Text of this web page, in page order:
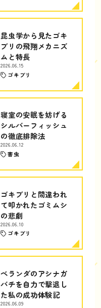
昆虫学から見たゴキ
ブリの飛翔メカニズ
ムと特長
2026.06.15
ゴキブリ
寝室の安眠を妨げる
シルバーフィッシュ
の徹底排除法
2026.06.12
害虫
ゴキブリと間違われ
て叩かれたゴミムシ
の悲劇
2026.06.10
ゴキブリ
ベランダのアシナガ
バチを自力で撃退し
た私の成功体験記
2026.06.09